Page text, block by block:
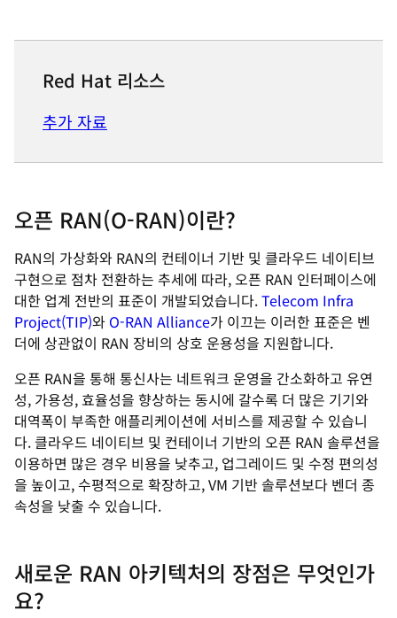
Red Hat 리소스
추가 자료
오픈 RAN(O-RAN)이란?
RAN의 가상화와 RAN의 컨테이너 기반 및 클라우드 네이티브
구현으로 점차 전환하는 추세에 따라, 오픈 RAN 인터페이스에
대한 업계 전반의 표준이 개발되었습니다.Telecom Infra
Project(TIP)와 O-RAN Alliance가 이끄는 이러한 표준은 벤
더에 상관없이 RAN 장비의 상호 운용성을 지원합니다.
오픈 RAN을 통해 통신사는 네트워크 운영을 간소화하고 유연
성, 가용성, 효율성을 향상하는 동시에 갈수록 더 많은 기기와
대역폭이 부족한 애플리케이션에 서비스를 제공할 수 있습니
다. 클라우드 네이티브 및 컨테이너 기반의 오픈 RAN 솔루션을
이용하면 많은 경우 비용을 낮추고, 업그레이드 및 수정 편의성
을 높이고, 수평적으로 확장하고, VM 기반 솔루션보다 벤더 종
속성을 낮출 수 있습니다.
새로운 RAN 아키텍처의 장점은 무엇인가
요?